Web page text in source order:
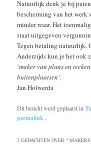
Natuurlijk denk je bij
bescherming van het werk
minder waar. Het
staat uitgegeven
Tegen betaling natuurlijk.
Anderzijds kun je het ook
‘maker van plans en
buitenplaatsen‘.
Jan Holwerda
Dit bericht werd geplaatst in
permalink .
2 GEDACHTEN OVER “